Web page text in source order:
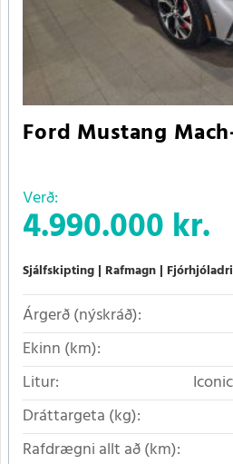
Ford Mustang
Verð:
4.990.000 kr.
Sjálfskipting Rafmagn
Árgerð (nýskráð):
Ekinn (km):
Litur:
Dráttargeta (kg):
Rafdrægni allt að (km):